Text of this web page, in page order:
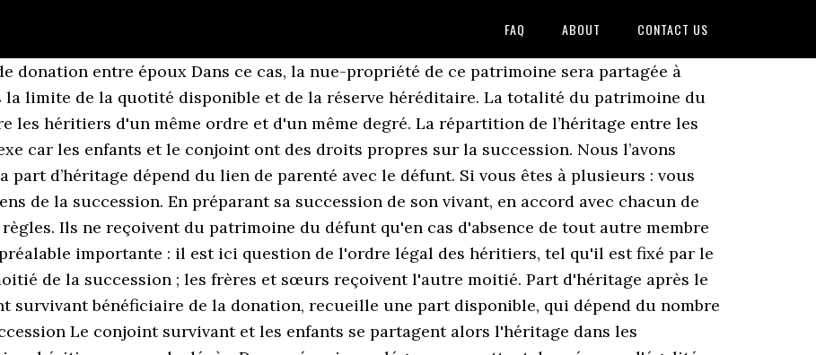
FAQ ABOUT CONTACT US
son patrimoine après son décès df. Les actifs de la succession sont partagés de manière amiable entre les héritiers. Le conjoint survivant et les enfants se partagent alors l'héritage dans les conditions suivantes. À noter : cette manifestation de volonté peut être tacite.En effet, elle peut résulter d’un faisceau de plusieurs éléments. Ses qualités sont d’apporter une preuve devant la justice pour un acte. Chaque branche, maternelle et paternelle, de la famille reçoit la moitié des biens, partagée à parts égales entre les membres (oncles et tantes d'abord, cousins et cousines ensuite). Par ailleurs, si vous êtes héritiers, en l’absence … Elle désigne arbitrairement les bénéficiaires dans l’ordre suivant : le conjoint, le partenaire de Pacs, les enfants ou à défaut, les ascendants. X décède avec un patrimoine de 300 000 €. peut elle vendre la maison ? Elles seront également utilisées sous réserve des options souscrites, à des fins de ciblage publicitaire. La totalité du patrimoine du défunt est partagée à parts égales entre les héritiers d'un même ordre et d'un même degré. Le patrimoine est divisé en deux parts égales : Le parent le plus proche hérite de la part réservée à sa branche. Précision importante : si un frère ou une soeur est décédé, ce sont ses enfants, donc les nièces ou neveux du défunt, qui se partagent sa part. Chacun bénéficie d’une part nommée réserve. Ils se partagent les biens, à égalité avec leurs demi-frères et demi-soeurs. . Si ces biens figurent toujours dans le patrimoine du défunt, les frères et soeurs de ce dernier (ou leurs descendants) en recueillent la moitié. Cette condition est censée être remplie quand le décès de l'adoptant intervient pendant la minorité de l'adopté. Le conjoint survivant peut aussi faire le choix de recevoir un quart du patrimoine du défunt en toute propriété. Après le décès et avant le partage, les biens de la succession sont en indivision : ils appartiennent à tous les héritiers, chacun ayant une quote-part. Pour le calcul des parts de succession, il faut également distinguer la succession : À l'ouverture de la succession, les parents du défunt sont appelés à se manifester : cela fait partie des démarches de décès. De plus, il faut distinguer selon qu’il existe une donation entre époux ou non. Exemple : X décède en laissant sa mère, son grand-père paternel et un oncle du côté de son père. Il est fréquent d’avoir recours au service d’un notaire pour la vente d’une maison après un décès. Succession avec enfants ou frères et sœurs : la règle de la représentation. En l'absence de mariage, les enfants du défunt se partagent à parts égales la totalité des biens du défunt en toute propriété. Comment puis-je faire une donation de mon vivant ou demander un certificat d’héritier? Comment obtenir la part d héritage de la maison après le décès d'un parent ? LA PART D’HÉRITAGE À LAQUELLE VOUS POUVEZ PRÉTENDRE ... comme s’il s’agissait toujours d’un vieux garage. Voici quelques pistes pour vous éclairer sur … Transmission du patrimoine : tout ce qu'il faut savoir. Quelle que soit l’union de laquelle les enfants sont issus, ils ont la qualité d’héritiers réservataires. Il faudra alors tenir compte de ses éventuels parents. Chaque héritier remplit sa propre déclaration et la transmet à l’administration fiscale au plus tard six mois après la date du décès. On parle alors d'indivision successorale. ci-dessous), sa part va à ses « représentants », ses propres enfants ou à défaut à ses petits-enfants. formalités, Héritages: Que prévoit le droit successoral? Il n'est malheureusement pas rare qu'un enfant décède avant son père ou sa mère. L'usufruit du conjoint survivant peut être transformé en rente viagère à la demande d'un des héritiers nu-propriétaires ou de l'usufruitier lui-même. Il se verra modifié si certaines démarches ont été établies par le défunt de son vivant. Bangali Diaby Bangali Diaby Part d'héritage après le décès d'un parent. Le conjoint survivant peut demander à recevoir l'intégralité du patrimoine du défunt en usufruit. https://masuccession.fr Calculez et anticipez vos droits de succession ceux de votre famille En cas de succession dans sa famille adoptive, il est considéré fiscalement comme un étranger et devra payer 60% de droits sur sa part d'héritage. Le reste de l’héritage est la quotité disponible qu’il est possible de donner à qui vous le souhaitez. Les fonds d’une assurance décès (ou assurance vie) sont versé 1 mois après réception des documents de tous les bénéficiaires. Crédits photo : © David Pereiras - Fotolia.com, Donation-partage - Définition, coût et impôts, Pour mieux gérer vos finances et mieux défendre vos droits, restez informé avec notre lettre gratuite. Motif : il n’a aucune goutte de sang commune avec son mari ou son épouse. Absence de conjoint : les héritiers légaux, Cass. banque, A combien s’élèvent le pourcentage de la réserve héréditaire et le montant de l’impôt sur les successions? Voici un tableau pour comprendre la part d’héritage disponible après le décès d’un parent. L'héritage d'un parent est régi par le droit de succession, qui répond à différents cas en fonction de tous les paramètres de la situation. Bon à savoir : en présence de dons et legs, seule la réserve héréditaire est attribuée. Le patrimoine du père de X est dévolu pour moitié à W pour moitié à Y et Z. Y et Z représentent X et bénéficient donc de la part qu'il aurait dû recevoir, soit la moitié du patrimoine du père de X. Bon à savoir : la représentation joue également en cas de renonciation à la succession, ou en cas d'indignité. La part d'héritage des enfants Au décès d'un parent, les enfants héritent en principe de son patrimoine (transmission de patrimoine). En présence des parents du défunt et d’un demi-frère, la succession ira pour 1/4 à chaque parent et le solde au demi-frère. Les cousins sont les derniers à hériter. ... que les enfants ne peuvent pas percevoir d heritage ? justice, De ce fait, une part irréductible de la succession leur est en principe dévolue. Le décès provoque l'ouverture de la succession. Les héritiers collatéraux ou légataires ne sont tenus d’établir cette déclaration que si la valeur du patrimoine dont ils héritent est supérieure à 3000€. Location, L'ordre des héritiers est défini par la loi, et plus précisément par les articles 734 et suivants du Code civil. En tant que transmetteur, vous avez souvent intérêt à laisser un testament pour la transmission de votre patrimoine à une personne de votre choix en cas de décès. Les héritiers : y a-t-il un conjoint survivant ? Les enfants adoptés ont également les mêmes droits sur la part d'héritage. Il laisse son père, son frère et sa sœur : le père hérite de 100 000 € ; le frère et la sœur se partagent les 300 000 € restants